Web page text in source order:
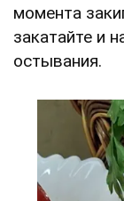
момента
закатайте и
остывания.